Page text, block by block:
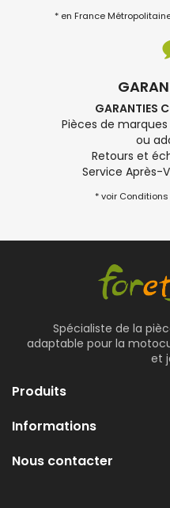
* en France
GARANTIES
Pièces de
ou
Retours et
Service Après-
* voir
Spécialiste de la
adaptable pour la
et
Produits
Informations
Nous contacter